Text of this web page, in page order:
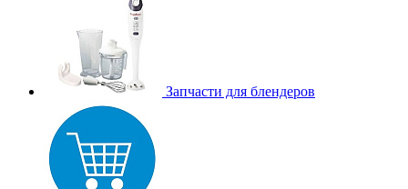
Запчасти для блендеров